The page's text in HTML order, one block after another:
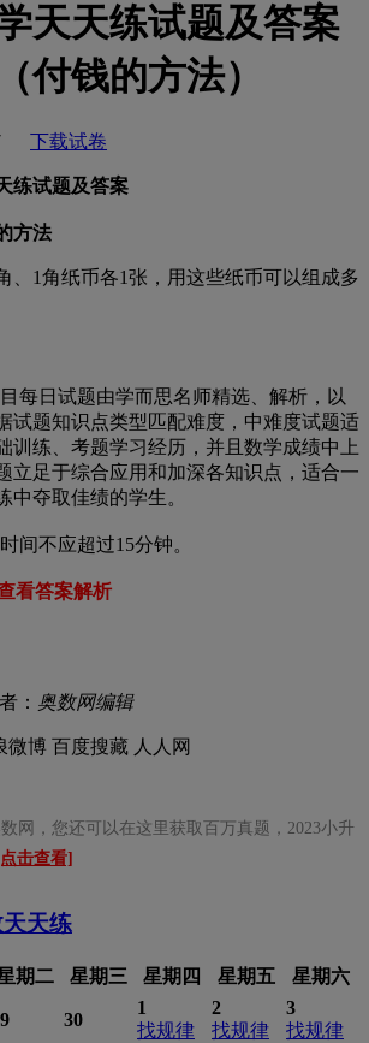
天天练试题及答案
付钱的方法）
下载试卷
试题及答案
方法
1角纸币各1张，用这些纸币可以组成多
日试题由学而思名师精选、解析，以
试题知识点类型匹配难度，中难度试题适
训练、考题学习经历，并且数学成绩中上
立足于综合应用和加深各知识点，适合一
中夺取佳绩的学生。
不应超过15分钟。
答案解析
： 奥数网编辑
微博 百度搜藏 人人网
网，您还可以在这里获取百万真题，2023小升
击查看]
天练
期二 星期三 星期四 星期五 星期六
30
1
找规律
2
找规律
3
找规律